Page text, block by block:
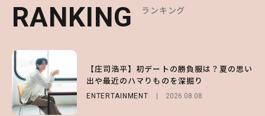
RANKING ランキング
【庄司浩平】初デートの勝負服は？夏の思い
出や最近のハマりものを深掘り
ENTERTAINMENT 2026.08.08
RANKING ランキング
【大原優乃】夏メイクはプレイフルに！ドキ
ッとしちゃう色っぽ“うるみ目”のつくり方
BEAUTY 2026.08.01
RANKING ランキング
【SNIDEL】長濱ねるとロマンティックトラ
ッドな秋はじめ｜2026秋の新作コーデ4選
FASHION Sponsored 2026.07.10